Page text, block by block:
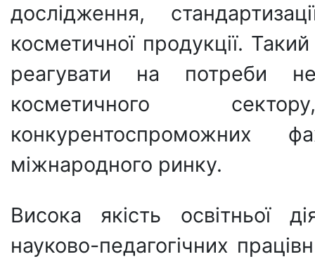
дослідження,
косметичної продукції.
реагувати на потреби
косметичного
конкурентоспроможних
міжнародного ринку.
Висока якість освітньої
науково-педагогічних